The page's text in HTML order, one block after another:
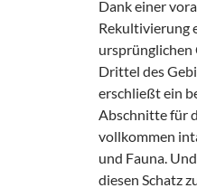
Dank einer
Rekultivierung
ursprünglichen
Drittel des
erschließt ein
Abschnitte für
vollkommen
und Fauna.
diesen Schatz